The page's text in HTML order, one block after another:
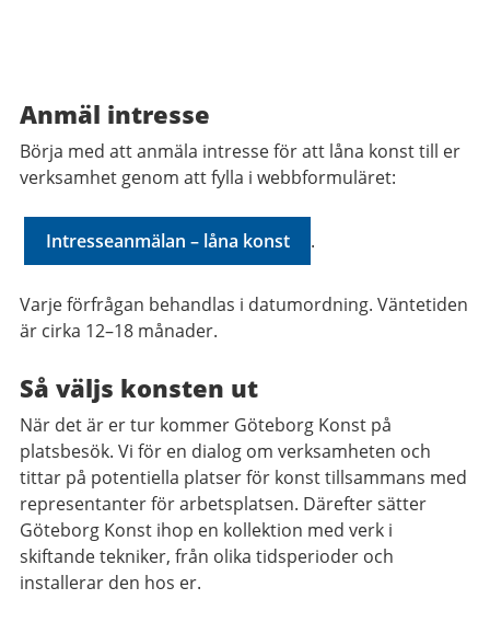
Anmäl intresse
Börja med att anmäla intresse för att låna konst till er
verksamhet genom att fylla i webbformuläret:
Intresseanmälan – låna konst .
Varje förfrågan behandlas i datumordning. Väntetiden
är cirka 12–18 månader.
Så väljs konsten ut
När det är er tur kommer Göteborg Konst på
platsbesök. Vi för en dialog om verksamheten och
tittar på potentiella platser för konst tillsammans med
representanter för arbetsplatsen. Därefter sätter
Göteborg Konst ihop en kollektion med verk i
skiftande tekniker, från olika tidsperioder och
installerar den hos er.